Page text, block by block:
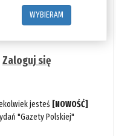
WYBIERAM
Zaloguj się
jesteś [NOWOŚĆ]
"Gazety Polskiej"